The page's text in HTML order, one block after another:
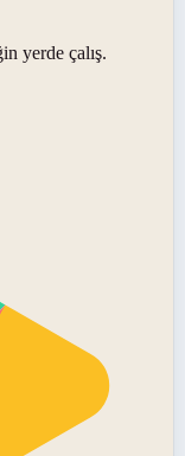
yerde çalış.